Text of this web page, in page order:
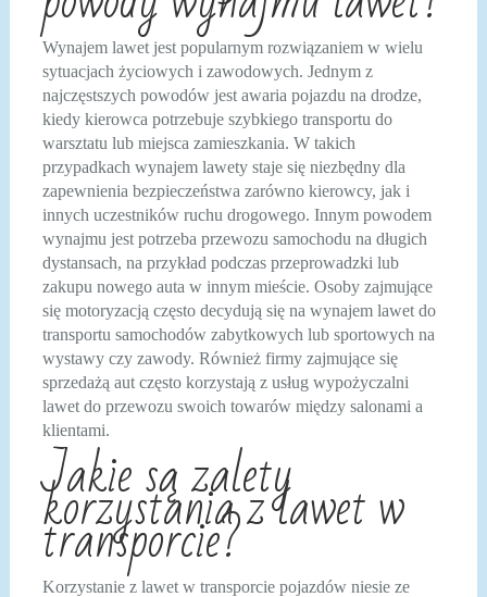
Wynajem lawet jest popularnym rozwiązaniem w wielu
sytuacjach życiowych i zawodowych. Jednym z
najczęstszych powodów jest awaria pojazdu na drodze,
kiedy kierowca potrzebuje szybkiego transportu do
warsztatu lub miejsca zamieszkania. W takich
przypadkach wynajem lawety staje się niezbędny dla
zapewnienia bezpieczeństwa zarówno kierowcy, jak i
innych uczestników ruchu drogowego. Innym powodem
wynajmu jest potrzeba przewozu samochodu na długich
dystansach, na przykład podczas przeprowadzki lub
zakupu nowego auta w innym mieście. Osoby zajmujące
się motoryzacją często decydują się na wynajem lawet do
transportu samochodów zabytkowych lub sportowych na
wystawy czy zawody. Również firmy zajmujące się
sprzedażą aut często korzystają z usług wypożyczalni
lawet do przewozu swoich towarów między salonami a
klientami.
Jakie są zalety
korzystania z lawet w
transporcie?
Korzystanie z lawet w transporcie pojazdów niesie ze